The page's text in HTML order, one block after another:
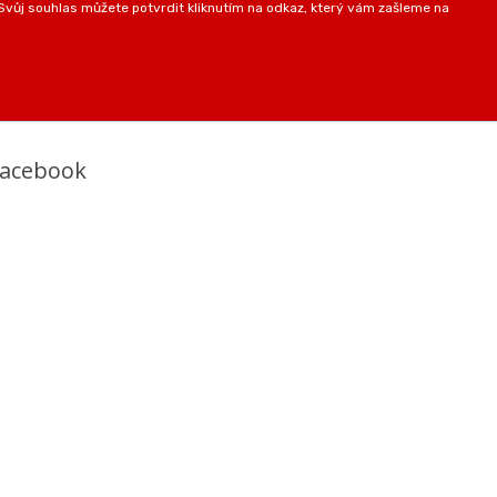
souhlas můžete potvrdit kliknutím na odkaz, který vám zašleme na